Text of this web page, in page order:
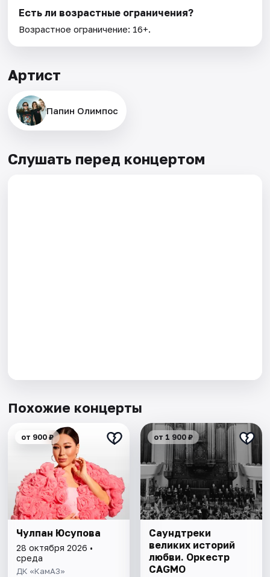
Есть ли возрастные ограничения?
Возрастное ограничение: 16+.
Артист
Папин Олимпос
Слушать перед концертом
Похожие концерты
от 900 ₽
Чулпан Юсупова
28 октября 2026 •
среда
ДК «КамАЗ»
от 1 900 ₽
Саундтреки
великих историй
любви. Оркестр
CAGMO